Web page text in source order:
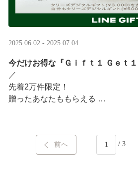
2025.06.02 - 2025.07.04
今だけお得な『Ｇｉｆｔ１ Ｇｅｔ
／ ​
先着2万件限定！​
贈ったあなたももらえる ​
LINEギフト限定！タリーズデジタ
ると、自分も500円分のギフトチケ
前へ / 3